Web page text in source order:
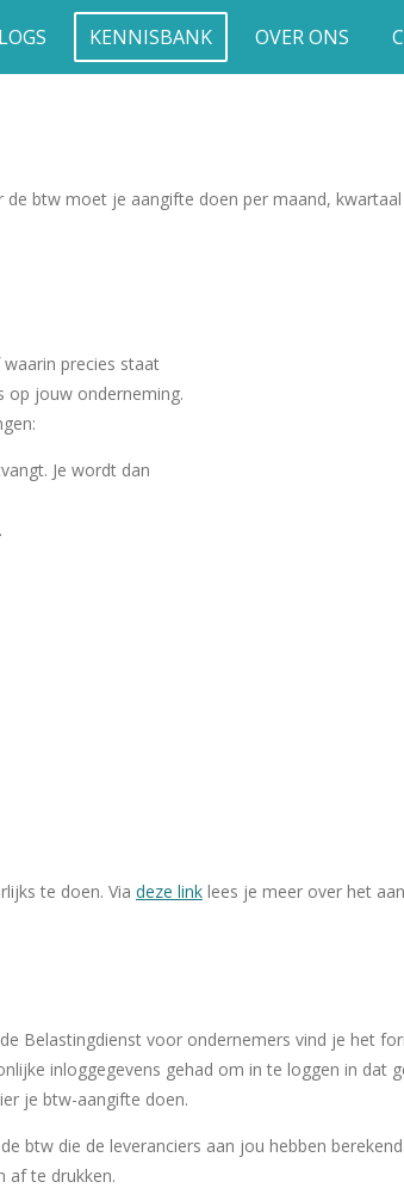
KENNISBANK OVER ONS
btw moet je aangifte doen per maand,
precies staat
op jouw onderneming.
Je wordt dan
te doen. Via deze link lees je meer over het
Belastingdienst voor ondernemers vind je het
inloggegevens gehad om in te loggen in dat
je btw-aangifte doen.
btw die de leveranciers aan jou hebben
af te drukken.